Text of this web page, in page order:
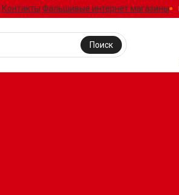
Контакты Фальшивые интернет магазины
Поиск